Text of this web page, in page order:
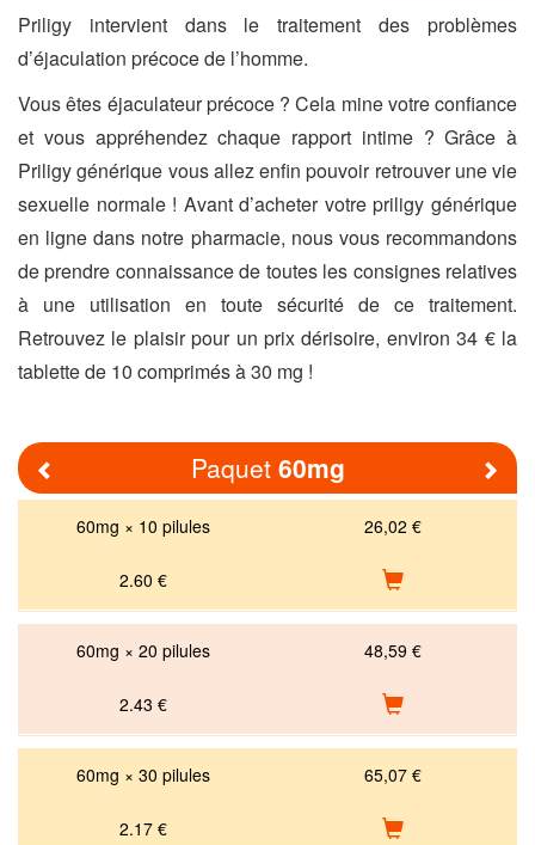
Priligy intervient dans le traitement des problèmes
d’éjaculation précoce de l’homme.
Vous êtes éjaculateur précoce ? Cela mine votre confiance
et vous appréhendez chaque rapport intime ? Grâce à
Priligy générique vous allez enfin pouvoir retrouver une vie
sexuelle normale ! Avant d’acheter votre priligy générique
en ligne dans notre pharmacie, nous vous recommandons
de prendre connaissance de toutes les consignes relatives
à une utilisation en toute sécurité de ce traitement.
Retrouvez le plaisir pour un prix dérisoire, environ 34 € la
tablette de 10 comprimés à 30 mg !
Paquet60mg
60mg × 10 pilules 26,02 €
2.60 €
60mg × 20 pilules 48,59 €
2.43 €
60mg × 30 pilules 65,07 €
2.17 €